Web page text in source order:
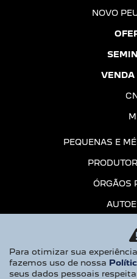
NOVO
VENDA
PEQUENAS E
ÓRGÃOS
Para otimizar sua
fazemos uso de nossa
seus dados pessoais